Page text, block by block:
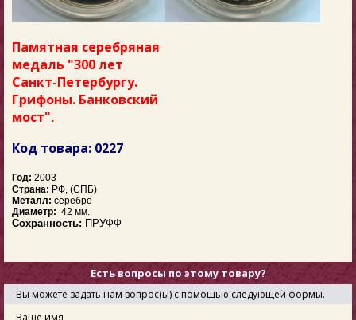
Памятная серебряная
медаль "300 лет
Санкт-Петербургу.
Грифоны. Банковский
мост".
Код товара: 0227
Год: 2003
Страна: РФ, (СПБ)
Металл: серебро
Диаметр: 42 мм.
Сохранность: ПРУФФ
Есть вопросы по этому товару?
Вы можете задать нам вопрос(ы) с помощью следующей формы.
Ваше имя